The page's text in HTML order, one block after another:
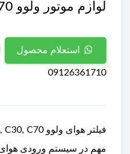
لوازم موتور ولوو V40-C30-C70
استعلام محصول
09126361710
مهم در سیستم ورودی